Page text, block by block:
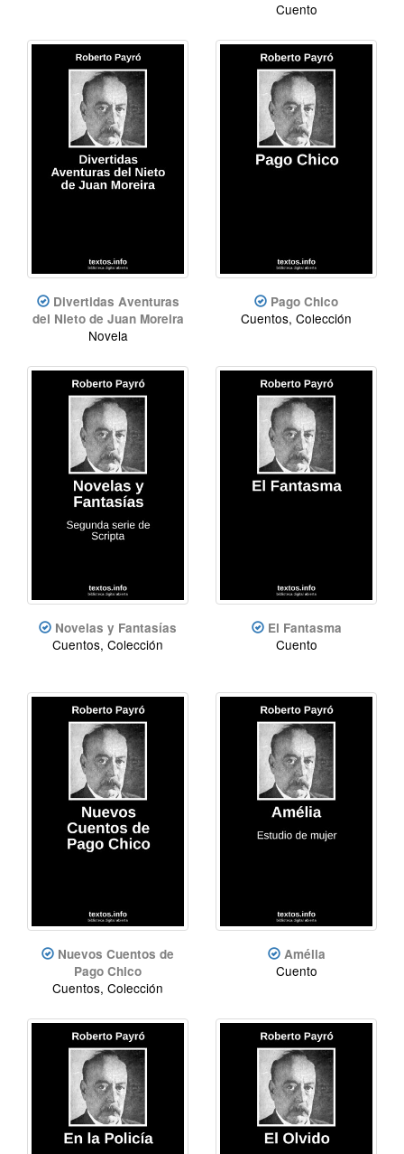
Cuento
Divertidas Aventuras
del Nieto de Juan Moreira
Novela
Pago Chico
Cuentos, Colección
Novelas y Fantasías
Cuentos, Colección
El Fantasma
Cuento
Nuevos Cuentos de
Pago Chico
Cuentos, Colección
Amélia
Cuento